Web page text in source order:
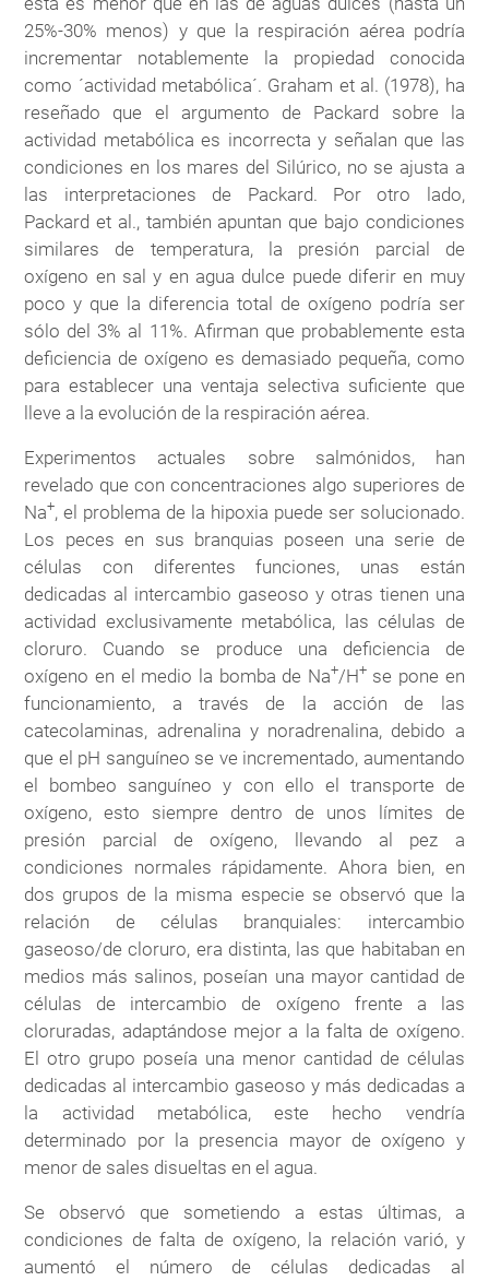
25%-30% menos) y que la respiración aérea podría
incrementar notablemente la propiedad conocida
como ´actividad metabólica´. Graham et al. (1978), ha
reseñado que el argumento de Packard sobre la
actividad metabólica es incorrecta y señalan que las
condiciones en los mares del Silúrico, no se ajusta a
las interpretaciones de Packard. Por otro lado,
Packard et al., también apuntan que bajo condiciones
similares de temperatura, la presión parcial de
oxígeno en sal y en agua dulce puede diferir en muy
poco y que la diferencia total de oxígeno podría ser
sólo del 3% al 11%. Afirman que probablemente esta
deficiencia de oxígeno es demasiado pequeña, como
para establecer una ventaja selectiva suficiente que
lleve a la evolución de la respiración aérea.
Experimentos actuales sobre salmónidos, han
revelado que con concentraciones algo superiores de
Na+, el problema de la hipoxia puede ser solucionado.
Los peces en sus branquias poseen una serie de
células con diferentes funciones, unas están
dedicadas al intercambio gaseoso y otras tienen una
actividad exclusivamente metabólica, las células de
cloruro. Cuando se produce una deficiencia de
oxígeno en el medio la bomba de Na+/H+se pone en
funcionamiento, a través de la acción de las
catecolaminas, adrenalina y noradrenalina, debido a
que el pH sanguíneo se ve incrementado, aumentando
el bombeo sanguíneo y con ello el transporte de
oxígeno, esto siempre dentro de unos límites de
presión parcial de oxígeno, llevando al pez a
condiciones normales rápidamente. Ahora bien, en
dos grupos de la misma especie se observó que la
relación de células branquiales: intercambio
gaseoso/de cloruro, era distinta, las que habitaban en
medios más salinos, poseían una mayor cantidad de
células de intercambio de oxígeno frente a las
cloruradas, adaptándose mejor a la falta de oxígeno.
El otro grupo poseía una menor cantidad de células
dedicadas al intercambio gaseoso y más dedicadas a
la actividad metabólica, este hecho vendría
determinado por la presencia mayor de oxígeno y
menor de sales disueltas en el agua.
Se observó que sometiendo a estas últimas, a
condiciones de falta de oxígeno, la relación varió, y
aumentó el número de células dedicadas al